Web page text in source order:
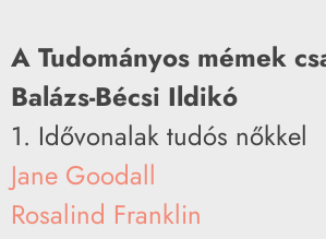
A Tudományos mémek
Balázs-Bécsi Ildikó
1. Idővonalak tudós nőkkel
Jane Goodall
Rosalind Franklin